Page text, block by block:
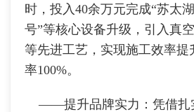
时，投入40余万元完成“苏太
号”等核心设备升级，引入真
等先进工艺，实现施工效率提
率100%。
——提升品牌实力：凭借扎